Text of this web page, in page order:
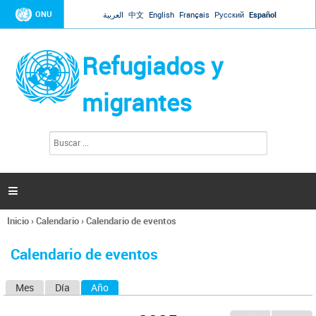
Jump to navigation
ONU العربية 中文 English Français Русский Español
Refugiados y
migrantes
l
s

Se
usted
Inicio›Calendario›Calendario de eventos
Calendario de eventos
Mes Día Año